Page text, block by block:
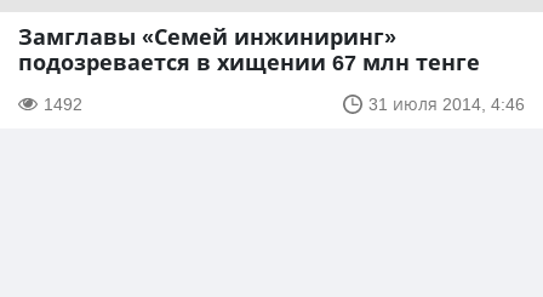
Замглавы «Семей инжиниринг»
подозревается в хищении 67 млн тенге
1492 31 июля 2014, 4:46